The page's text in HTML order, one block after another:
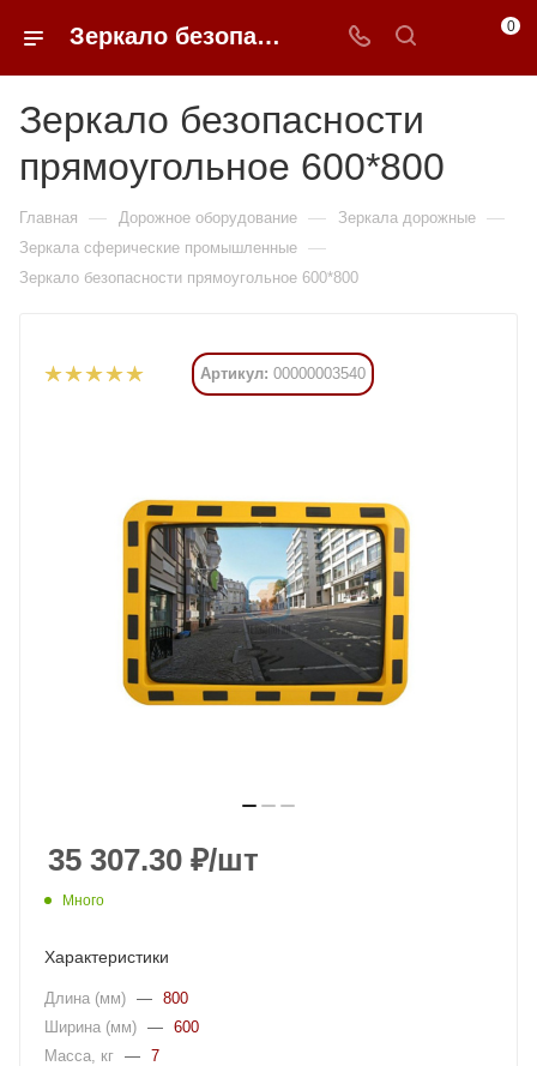
Зеркало безопасности прямоугольное 600*800 купить в Москве от 35 307.30 ₽ - 0FFER 0
Зеркало безопасности
прямоугольное 600*800
Главная — Дорожное оборудование — Зеркала дорожные —
Зеркала сферические промышленные —
Зеркало безопасности прямоугольное 600*800
Артикул: 00000003540
35 307.30 ₽/шт
Много
Характеристики
Длина (мм) — 800
Ширина (мм) — 600
Масса, кг — 7